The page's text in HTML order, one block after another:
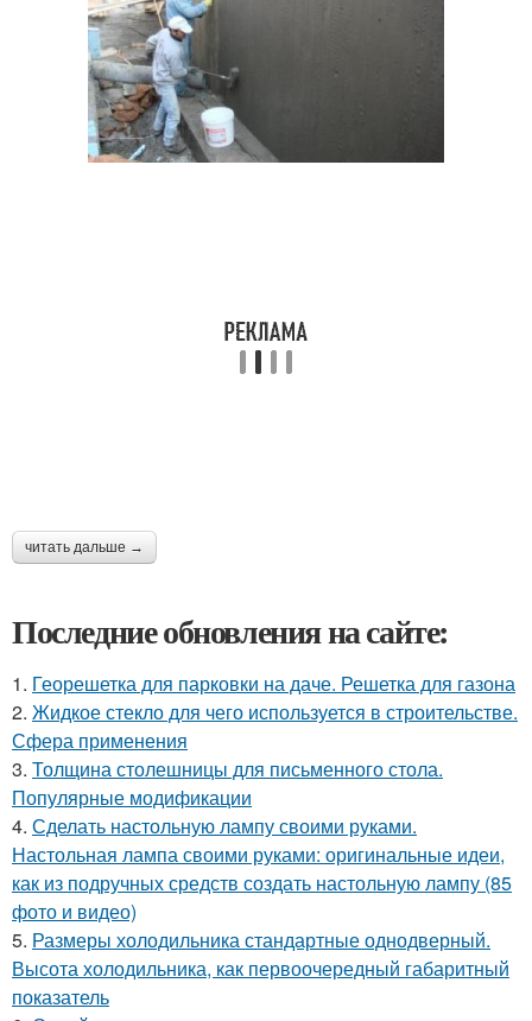
читать дальше →
Последние обновления на сайте:
1. Георешетка для парковки на даче. Решетка для газона
2. Жидкое стекло для чего используется в строительстве.
Сфера применения
3. Толщина столешницы для письменного стола.
Популярные модификации
4. Сделать настольную лампу своими руками.
Настольная лампа своими руками: оригинальные идеи,
как из подручных средств создать настольную лампу (85
фото и видео)
5. Размеры холодильника стандартные однодверный.
Высота холодильника, как первоочередный габаритный
показатель